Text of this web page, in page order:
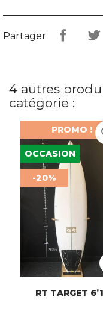
Partager
4 autres
catégorie :
RT TARGET
OCCASION
PROMO !
-20%